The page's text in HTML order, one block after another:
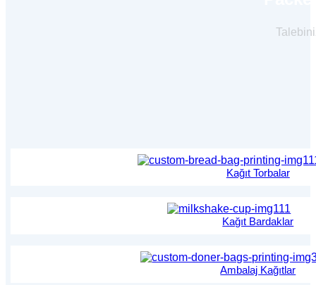
Kağıt Torbalar
Kağıt Bardaklar
Ambalaj Kağıtlar